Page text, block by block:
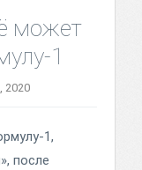
может
1
2020
1,
после